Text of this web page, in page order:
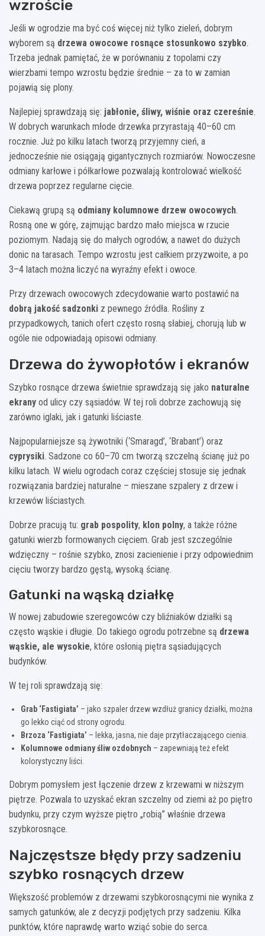
wzroście
Jeśli w ogrodzie ma być coś więcej niż tylko zieleń, dobrym
wyborem są drzewa owocowe rosnące stosunkowo szybko.
Trzeba jednak pamiętać, że w porównaniu z topolami czy
wierzbami tempo wzrostu będzie średnie – za to w zamian
pojawią się plony.
Najlepiej sprawdzają się: jabłonie, śliwy, wiśnie oraz czereśnie.
W dobrych warunkach młode drzewka przyrastają 40–60 cm
rocznie. Już po kilku latach tworzą przyjemny cień, a
jednocześnie nie osiągają gigantycznych rozmiarów. Nowoczesne
odmiany karłowe i półkarłowe pozwalają kontrolować wielkość
drzewa poprzez regularne cięcie.
Ciekawą grupą są odmiany kolumnowe drzew owocowych.
Rosną one w górę, zajmując bardzo mało miejsca w rzucie
poziomym. Nadają się do małych ogrodów, a nawet do dużych
donic na tarasach. Tempo wzrostu jest całkiem przyzwoite, a po
3–4 latach można liczyć na wyraźny efekt i owoce.
Przy drzewach owocowych zdecydowanie warto postawić na
dobrą jakość sadzonki z pewnego źródła. Rośliny z
przypadkowych, tanich ofert często rosną słabiej, chorują lub w
ogóle nie odpowiadają opisowi odmiany.
Drzewa do żywopłotów i ekranów
Szybko rosnące drzewa świetnie sprawdzają się jako naturalne
ekrany od ulicy czy sąsiadów. W tej roli dobrze zachowują się
zarówno iglaki, jak i gatunki liściaste.
Najpopularniejsze są żywotniki (‘Smaragd’, ‘Brabant’) oraz
cyprysiki. Sadzone co 60–70 cm tworzą szczelną ścianę już po
kilku latach. W wielu ogrodach coraz częściej stosuje się jednak
rozwiązania bardziej naturalne – mieszane szpalery z drzew i
krzewów liściastych.
Dobrze pracują tu: grab pospolity, klon polny, a także różne
gatunki wierzb formowanych cięciem. Grab jest szczególnie
wdzięczny – rośnie szybko, znosi zacienienie i przy odpowiednim
cięciu tworzy bardzo gęstą, wysoką ścianę.
Gatunki na wąską działkę
W nowej zabudowie szeregowców czy bliźniaków działki są
często wąskie i długie. Do takiego ogrodu potrzebne są drzewa
wąskie, ale wysokie, które osłonią piętra sąsiadujących
budynków.
W tej roli sprawdzają się:
Grab ‘Fastigiata’ – jako szpaler drzew wzdłuż granicy działki, można
go lekko ciąć od strony ogrodu.
Brzoza ‘Fastigiata’ – lekka, jasna, nie daje przytłaczającego cienia.
Kolumnowe odmiany śliw ozdobnych – zapewniają też efekt
kolorystyczny liści.
Dobrym pomysłem jest łączenie drzew z krzewami w niższym
piętrze. Pozwala to uzyskać ekran szczelny od ziemi aż po piętro
budynku, przy czym wyższe piętro „robią” właśnie drzewa
szybkorosnące.
Najczęstsze błędy przy sadzeniu
szybko rosnących drzew
Większość problemów z drzewami szybkorosnącymi nie wynika z
samych gatunków, ale z decyzji podjętych przy sadzeniu. Kilka
punktów, które naprawdę warto wziąć sobie do serca.